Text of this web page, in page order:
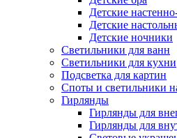
Детские
Детские
Детские ночники
Светильники для ванн
Светильники для кухни
Подсветка для картин
Споты и светильники
Гирлянды
Гирлянды для
Гирлянды для